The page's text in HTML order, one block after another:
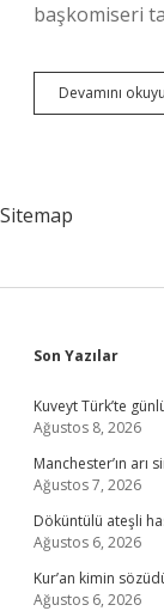
başkomiseri
Devamını
Sitemap
Son Yazılar
Kuveyt Türk’te
Ağustos 8, 2026
Manchester’ın arı
Ağustos 7, 2026
Döküntülü ateşli
Ağustos 6, 2026
Kur’an kimin
Ağustos 6, 2026